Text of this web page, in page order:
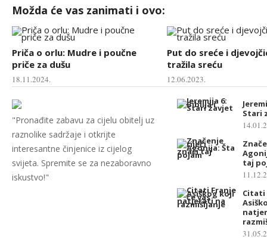
Možda će vas zanimati i ovo:
Priča o orlu: Mudre i poučne
priče za dušu
18.11.2024.
Put do sreće i
tražila sreću
12.06.2023.
"Pronađite zabavu za cijelu obitelj uz
raznolike sadržaje i otkrijte
interesantne činjenice iz cijelog
svijeta. Spremite se za nezaboravno
iskustvo!"
Stari
taj
Citati